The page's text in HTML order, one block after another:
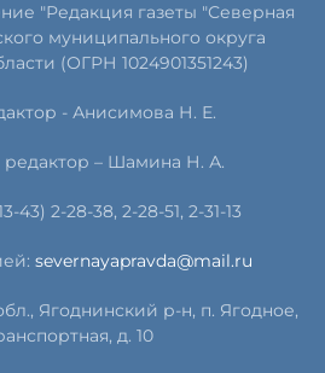
"Редакция газеты "Северная
муниципального округа
(ОГРН 1024901351243)
- Анисимова Н. Е.
редактор – Шамина Н. А.
43) 2-28-38, 2-28-51, 2-31-13
severnayapravda@mail.ru
Ягоднинский р-н, п. Ягодное,
д. 10